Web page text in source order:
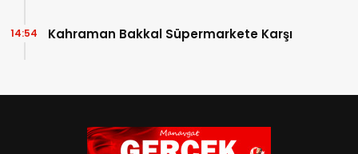
Kahraman Bakkal Süpermarkete Karşı
14:54